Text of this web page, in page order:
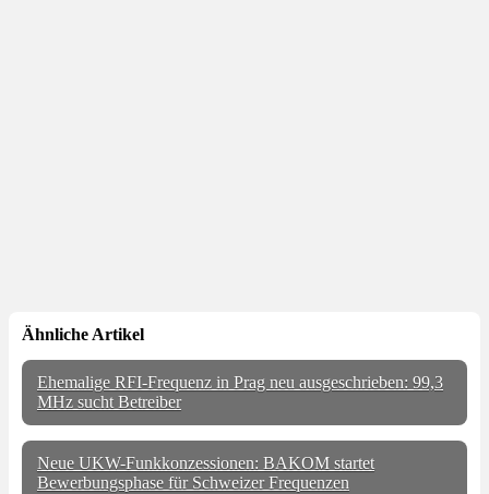
Ähnliche Artikel
Ehemalige RFI-Frequenz in Prag neu ausgeschrieben: 99,3
MHz sucht Betreiber
Neue UKW-Funkkonzessionen: BAKOM startet
Bewerbungsphase für Schweizer Frequenzen